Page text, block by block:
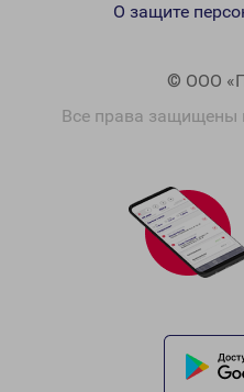
© ООО
Все права защищены
О защите